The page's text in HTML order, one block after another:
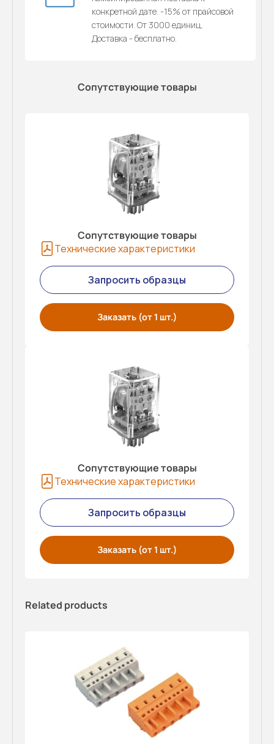
конкретной дате. -15% от прайсовой
стоимости. От 3000 единиц.
Доставка - бесплатно.
Сопутствующие товары
Сопутствующие товары
Технические характеристики
Запросить образцы
Заказать (от 1 шт.)
Сопутствующие товары
Технические характеристики
Запросить образцы
Заказать (от 1 шт.)
Related products